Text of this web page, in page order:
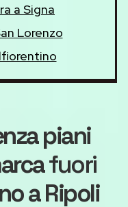
a Signa
Lorenzo
piani
fuori
a Ripoli